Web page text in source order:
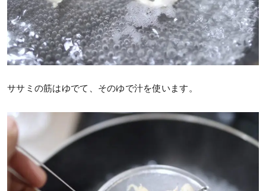
ササミの筋はゆでて、そのゆで汁を使います。